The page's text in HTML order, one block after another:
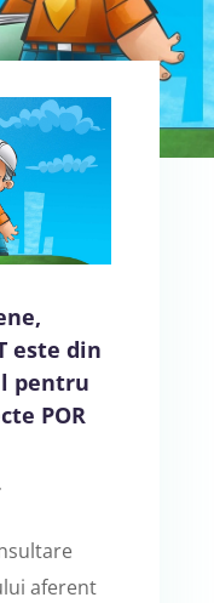
este din
pentru
POR
aferent